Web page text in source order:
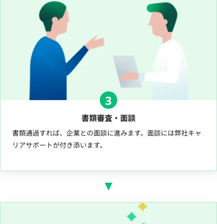
3
書類審査・面談
書類通過すれば、企業との面談に進みます。面談には弊社キャ
リアサポートが付き添います。